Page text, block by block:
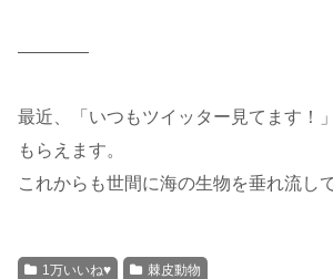
————
最近、「いつもツイッター見てます！
もらえます。
これからも世間に海の生物を垂れ流し
1万いいね♥ 棘皮動物